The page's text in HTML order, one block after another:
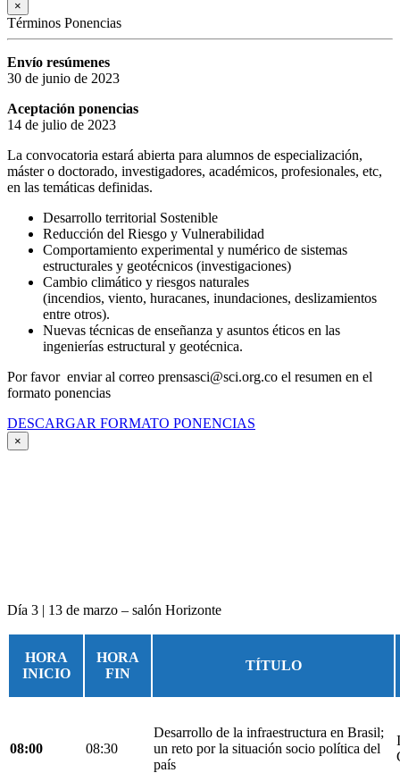
×
Términos Ponencias
Envío resúmenes
30 de junio de 2023
Aceptación ponencias
14 de julio de 2023
La convocatoria estará abierta para alumnos de especialización,
máster o doctorado, investigadores, académicos, profesionales, etc,
en las temáticas definidas.
Desarrollo territorial Sostenible
Reducción del Riesgo y Vulnerabilidad
Comportamiento experimental y numérico de sistemas
estructurales y geotécnicos (investigaciones)
Cambio climático y riesgos naturales
(incendios, viento, huracanes, inundaciones, deslizamientos
entre otros).
Nuevas técnicas de enseñanza y asuntos éticos en las
ingenierías estructural y geotécnica.
Por favor enviar al correo prensasci@sci.org.co el resumen en el
formato ponencias
DESCARGAR FORMATO PONENCIAS
×
Día 3 | 13 de marzo – salón Horizonte
HORA
INICIO
HORA
FIN
TÍTULO
08:00 08:30
Desarrollo de la infraestructura en Brasil;
un reto por la situación socio política del
país